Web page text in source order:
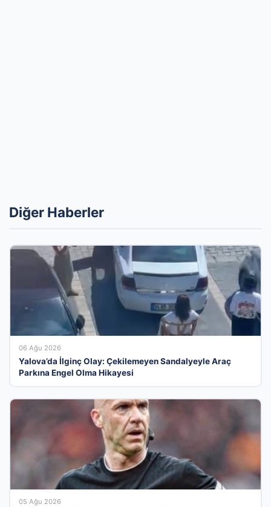
Diğer Haberler
06 Ağu 2026
Yalova’da İlginç Olay: Çekilemeyen Sandalyeyle Araç
Parkına Engel Olma Hikayesi
05 Ağu 2026